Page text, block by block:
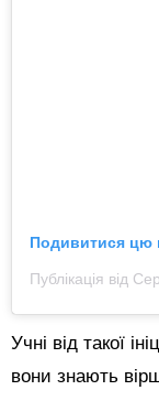
Подивитися цю
Публікація від
Учні від такої
вони знають